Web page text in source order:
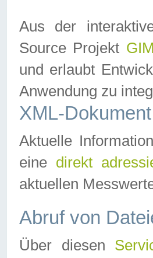
Aus der
Source Projekt
und erlaubt
Anwendung zu
XML-
Aktuelle
eine direkt
aktuellen
Abruf von
Über diesen